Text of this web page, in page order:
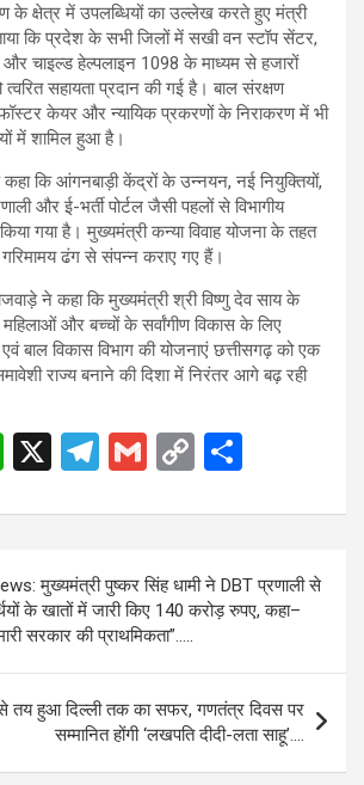
के क्षेत्र में उपलब्धियों का उल्लेख करते हुए मंत्री
कि प्रदेश के सभी जिलों में सखी वन स्टॉप सेंटर,
और चाइल्ड हेल्पलाइन 1098 के माध्यम से हजारों
सहायता प्रदान की गई है। बाल संरक्षण
केयर और न्यायिक प्रकरणों के निराकरण में भी
में शामिल हुआ है।
कहा कि आंगनबाड़ी केंद्रों के उन्नयन, नई नियुक्तियों,
और ई-भर्ती पोर्टल जैसी पहलों से विभागीय
गया है। मुख्यमंत्री कन्या विवाह योजना के तहत
गरिमामय ढंग से संपन्न कराए गए हैं।
ने कहा कि मुख्यमंत्री श्री विष्णु देव साय के
और बच्चों के सर्वांगीण विकास के लिए
बाल विकास विभाग की योजनाएं छत्तीसगढ़ को एक
राज्य बनाने की दिशा में निरंतर आगे बढ़ रही
W
at
A
p
p
X
T
e
a
m
G
ail
C
py
Li
n
ar
e
मुख्यमंत्री पुष्कर सिंह धामी ने DBT प्रणाली से
के खातों में जारी किए 140 करोड़ रुपए, कहा–
सरकार की प्राथमिकता”…..
से तय हुआ दिल्ली तक का सफर, गणतंत्र दिवस पर
सम्मानित होंगी ‘लखपति दीदी-लता साहू’….